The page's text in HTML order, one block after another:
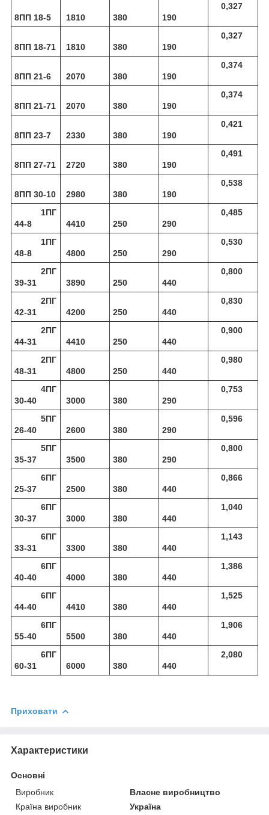
8ПП 18-5 1810 380 190
0,327
8ПП 18-71 1810 380 190
0,327
8ПП 21-6 2070 380 190
0,374
8ПП 21-71 2070 380 190
0,374
8ПП 23-7 2330 380 190
0,421
8ПП 27-71 2720 380 190
0,491
8ПП 30-10 2980 380 190
0,538
1ПГ
44-8
4410 250 290
0,485
1ПГ
48-8
4800 250 290
0,530
2ПГ
39-31
3890 250 440
0,800
2ПГ
42-31
4200 250 440
0,830
2ПГ
44-31
4410 250 440
0,900
2ПГ
48-31
4800 250 440
0,980
4ПГ
30-40
3000 380 290
0,753
5ПГ
26-40
2600 380 290
0,596
5ПГ
35-37
3500 380 290
0,800
6ПГ
25-37
2500 380 440
0,866
6ПГ
30-37
3000 380 440
1,040
6ПГ
33-31
3300 380 440
1,143
6ПГ
40-40
4000 380 440
1,386
6ПГ
44-40
4410 380 440
1,525
6ПГ
55-40
5500 380 440
1,906
6ПГ
60-31
6000 380 440
2,080
Приховати
Характеристики
Основні
Виробник
Власне виробництво
Країна виробник
Україна